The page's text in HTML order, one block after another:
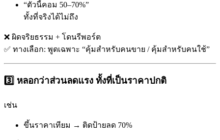
“ตัวนี้คอม 50–70%”
ทั้งที่จริงได้ไม่ถึง
❌ ผิดจริยธรรม + โดนรีพอร์ต
✅ ทางเลือก: พูดเฉพาะ “คุ้มสำหรับคนขาย / คุ้มสำหรับคนใช้”
3️⃣ หลอกว่าส่วนลดแรง ทั้งที่เป็นราคาปกติ
เช่น
ขึ้นราคาเทียม → ติดป้ายลด 70%